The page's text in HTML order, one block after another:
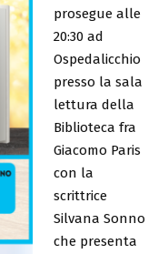
prosegue alle
20:30 ad
Ospedalicchio
presso la sala
lettura della
Biblioteca fra
Giacomo Paris
con la
scrittrice
Silvana Sonno
che presenta